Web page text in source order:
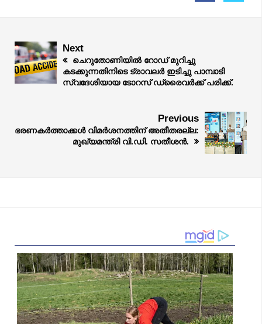
Next
ചെറുതോണിയിൽ റോഡ് മുറിച്ചു
കടക്കുന്നതിനിടെ ട്രാവലർ ഇടിച്ചു പാമ്പാടി
സ്വദേശിയായ ടോറസ് ഡ്രൈവർക്ക് പരിക്ക്.
Previous
ഭരണകര്‍ത്താക്കള്‍ വിമര്‍ശനത്തിന് അതീതരല്ല:
മുഖ്യമന്ത്രി വി.ഡി. സതീശന്‍.